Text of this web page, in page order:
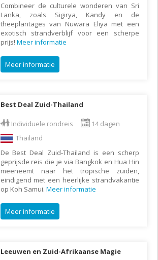
Combineer de culturele wonderen van Sri
Lanka, zoals Sigirya, Kandy en de
theeplantages van Nuwara Eliya met een
exotisch strandverblijf voor een scherpe
prijs! Meer informatie
Meer informatie
Best Deal Zuid-Thailand
Individuele rondreis
14 dagen
Thailand
De Best Deal Zuid-Thailand is een scherp
geprijsde reis die je via Bangkok en Hua Hin
meeneemt naar het tropische zuiden,
eindigend met een heerlijke strandvakantie
op Koh Samui. Meer informatie
Meer informatie
Leeuwen en Zuid-Afrikaanse Magie